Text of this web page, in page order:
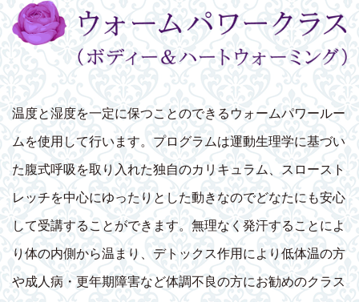
温度と湿度を一定に保つことのできるウォームパワールー
ムを使用して行います。プログラムは運動生理学に基づい
た腹式呼吸を取り入れた独自のカリキュラム、スロースト
レッチを中心にゆったりとした動きなのでどなたにも安心
して受講することができます。無理なく発汗することによ
り体の内側から温まり、デトックス作用により低体温の方
や成人病・更年期障害など体調不良の方にお勧めのクラス